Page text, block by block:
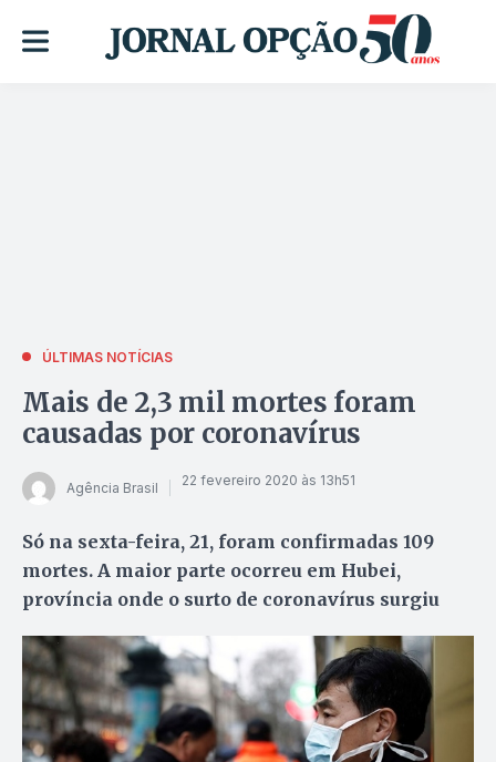
ÚLTIMAS NOTÍCIAS
Mais de 2,3 mil mortes foram
causadas por coronavírus
Agência Brasil 22 fevereiro 2020 às 13h51
Só na sexta-feira, 21, foram confirmadas 109
mortes. A maior parte ocorreu em Hubei,
província onde o surto de coronavírus surgiu